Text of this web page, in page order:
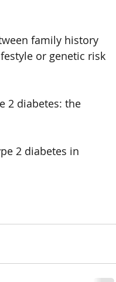
family history
or genetic risk
2 diabetes: the
2 diabetes in